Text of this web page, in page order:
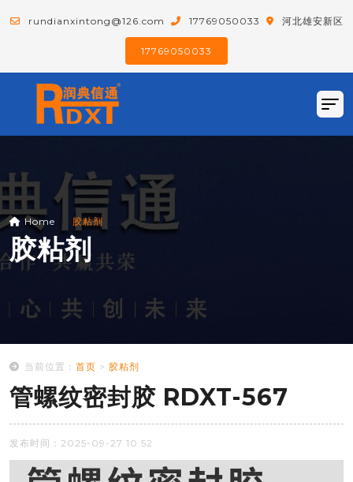
rundianxintong@126.com 17769050033 河北雄安新区
17769050033
Home 胶粘剂
胶粘剂
当前位置： 首页 > 胶粘剂
管螺纹密封胶 RDXT-567
发布时间：2025-09-27 10:52